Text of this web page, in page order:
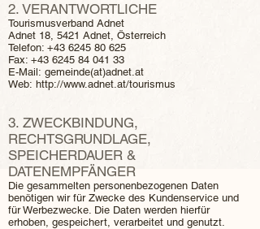
2. VERANTWORTLICHE
Tourismusverband Adnet
Adnet 18, 5421 Adnet, Österreich
Telefon: +43 6245 80 625
Fax: +43 6245 84 041 33
E-Mail: gemeinde(at)adnet.at
Web: http://www.adnet.at/tourismus
3. ZWECKBINDUNG,
RECHTSGRUNDLAGE,
SPEICHERDAUER &
DATENEMPFÄNGER
Die gesammelten personenbezogenen Daten
benötigen wir für Zwecke des Kundenservice und
für Werbezwecke. Die Daten werden hierfür
erhoben, gespeichert, verarbeitet und genutzt.